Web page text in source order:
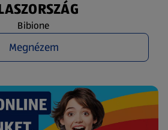
Bibione
Megnézem